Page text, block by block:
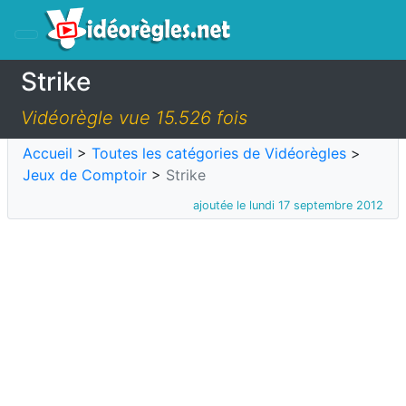
Strike
Vidéorègle vue 15.526 fois
Accueil > Toutes les catégories de Vidéorègles >
Jeux de Comptoir > Strike
ajoutée le lundi 17 septembre 2012